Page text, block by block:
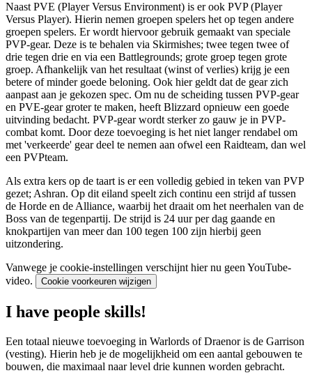
Naast PVE (Player Versus Environment) is er ook PVP (Player
Versus Player). Hierin nemen groepen spelers het op tegen andere
groepen spelers. Er wordt hiervoor gebruik gemaakt van speciale
PVP-gear. Deze is te behalen via Skirmishes; twee tegen twee of
drie tegen drie en via een Battlegrounds; grote groep tegen grote
groep. Afhankelijk van het resultaat (winst of verlies) krijg je een
betere of minder goede beloning. Ook hier geldt dat de gear zich
aanpast aan je gekozen spec. Om nu de scheiding tussen PVP-gear
en PVE-gear groter te maken, heeft Blizzard opnieuw een goede
uitvinding bedacht. PVP-gear wordt sterker zo gauw je in PVP-
combat komt. Door deze toevoeging is het niet langer rendabel om
met 'verkeerde' gear deel te nemen aan ofwel een Raidteam, dan wel
een PVPteam.
Als extra kers op de taart is er een volledig gebied in teken van PVP
gezet; Ashran. Op dit eiland speelt zich continu een strijd af tussen
de Horde en de Alliance, waarbij het draait om het neerhalen van de
Boss van de tegenpartij. De strijd is 24 uur per dag gaande en
knokpartijen van meer dan 100 tegen 100 zijn hierbij geen
uitzondering.
Vanwege je cookie-instellingen verschijnt hier nu geen YouTube-
video.
Cookie voorkeuren wijzigen
I have people skills!
Een totaal nieuwe toevoeging in Warlords of Draenor is de Garrison
(vesting). Hierin heb je de mogelijkheid om een aantal gebouwen te
bouwen, die maximaal naar level drie kunnen worden gebracht.